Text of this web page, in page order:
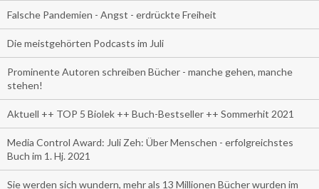
Falsche Pandemien - Angst - erdrückte Freiheit
Die meistgehörten Podcasts im Juli
Prominente Autoren schreiben Bücher - manche gehen, manche
stehen!
Aktuell ++ TOP 5 Biolek ++ Buch-Bestseller ++ Sommerhit 2021
Media Control Award: Juli Zeh: Über Menschen - erfolgreichstes
Buch im 1. Hj. 2021
Sie werden sich wundern, mehr als 13 Millionen Bücher wurden im